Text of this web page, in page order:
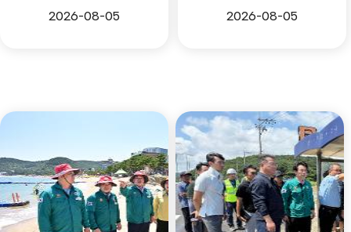
2026-08-05
2026-08-05